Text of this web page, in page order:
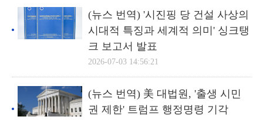
(뉴스 번역) '시진핑 당 건설 사상의
시대적 특징과 세계적 의미' 싱크탱
크 보고서 발표
2026-07-03 14:56:21
(뉴스 번역) 美 대법원, '출생 시민
권 제한' 트럼프 행정명령 기각